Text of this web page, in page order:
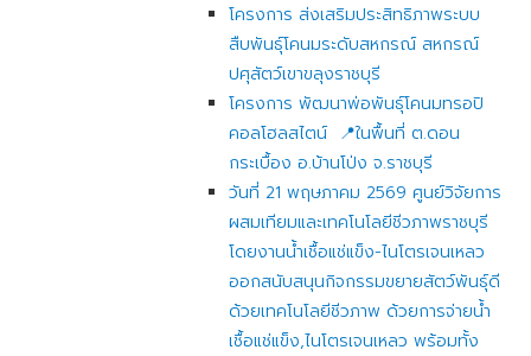
โครงการ ส่งเสริมประสิทธิภาพระบบ
สืบพันธุ์โคนมระดับสหกรณ์ สหกรณ์
ปศุสัตว์เขาขลุงราชบุรี
โครงการ พัฒนาพ่อพันธุ์โคนมทรอปิ
คอลโฮลสไตน์ 📍ในพื้นที่ ต.ดอน
กระเบื้อง อ.บ้านโป่ง จ.ราชบุรี
วันที่ 21 พฤษภาคม 2569 ศูนย์วิจัยการ
ผสมเทียมและเทคโนโลยีชีวภาพราชบุรี
โดยงานน้ำเชื้อแช่แข็ง-ไนโตรเจนเหลว
ออกสนับสนุนกิจกรรมขยายสัตว์พันธุ์ดี
ด้วยเทคโนโลยีชีวภาพ ด้วยการจ่ายน้ำ
เชื้อแช่แข็ง,ไนโตรเจนเหลว พร้อมทั้ง